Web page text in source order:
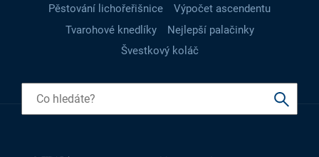
Pěstování lichořeřišnice
Výpočet ascendentu
Tvarohové knedlíky
Nejlepší palačinky
Švestkový koláč